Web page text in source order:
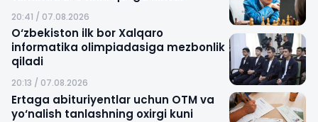
20:41 / 07.08.2026
O‘zbekiston ilk bor Xalqaro
informatika olimpiadasiga mezbonlik
qiladi
20:13 / 07.08.2026
Ertaga abituriyentlar uchun OTM va
yo‘nalish tanlashning oxirgi kuni